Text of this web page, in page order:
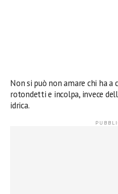
Non si può non amare chi ha a
rotondetti e incolpa, invece
idrica.